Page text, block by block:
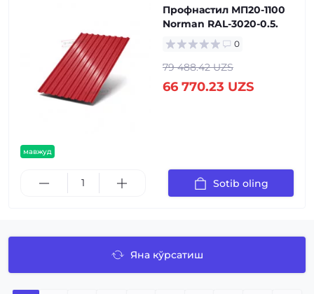
мавжуд
Профнастил МП20-1100
Norman RAL-3020-0.5.
0
79 488.42 UZS
66 770.23 UZS
Sotib oling
Яна кўрсатиш